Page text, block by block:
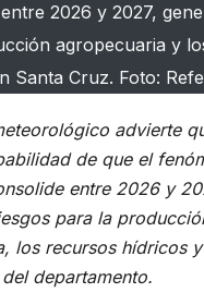
2026 y 2027,
agropecuaria y
Santa Cruz. Foto:
advierte
de que el
entre 2026 y
para la
los recursos hídricos
departamento.